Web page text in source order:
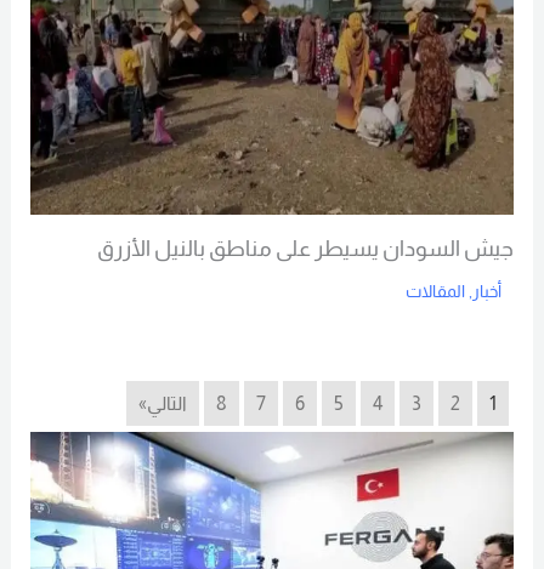
جيش السودان يسيطر على مناطق بالنيل الأزرق
أخبار المقالات
1
2
3
4
5
6
7
8 التالي»